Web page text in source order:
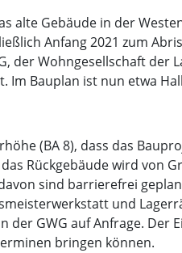
alte Gebäude in der
Anfang 2021 zum
der Wohngesellschaft
Im Bauplan ist nun etwa
(BA 8), dass das
Rückgebäude wird von
sind barrierefrei
und
der GWG auf Anfrage.
bringen können.